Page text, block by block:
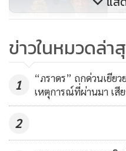
สถานทูตทั่วโลกตั้งอยู่ในไทย
กับประเทศต่างๆ มานาน แต่
เป็นต้นมา บทบาทไทยในเวที
ต้องเผชิญหน้ากับประเทศที่เล็
เราเสียเปรียบหลายด้าน การ
แต่การสู้รบทางการต่างประเ
ส่วนเรื่องการสื่อสารของรัฐบ
“
217
“โ
ทา
มา
ข่าวในหมวดล่า
1
“ภราดร” ถกด่วนเยีย
เหตุการณ์ที่ผ่านมา เสี
2